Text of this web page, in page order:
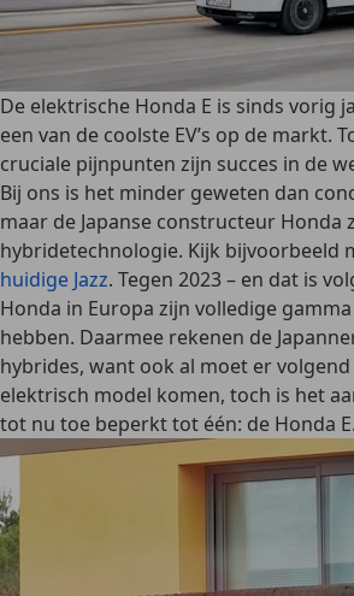
De elektrische Honda E is sinds vorig
een van de coolste EV’s op de markt.
cruciale pijnpunten zijn succes in de
Bij ons is het minder geweten dan
maar de Japanse constructeur Honda
hybridetechnologie. Kijk bijvoorbeeld
huidige Jazz. Tegen 2023 – en dat is
Honda in Europa zijn volledige
hebben. Daarmee rekenen de
hybrides, want ook al moet er
elektrisch model komen, toch is het
tot nu toe beperkt tot één: de Honda E.